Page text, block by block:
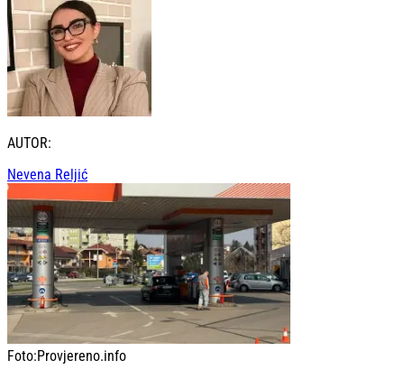
AUTOR:
Nevena Reljić
Foto:Provjereno.info